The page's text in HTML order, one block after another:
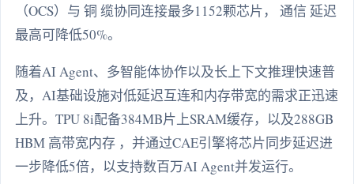
（OCS）与 铜 缆协同连接最多1152颗芯片， 通信 延迟
最高可降低50%。
随着AI Agent、多智能体协作以及长上下文推理快速普
及，AI基础设施对低延迟互连和内存带宽的需求正迅速
上升。TPU 8i配备384MB片上SRAM缓存，以及288GB
HBM 高带宽内存 ，并通过CAE引擎将芯片同步延迟进
一步降低5倍，以支持数百万AI Agent并发运行。